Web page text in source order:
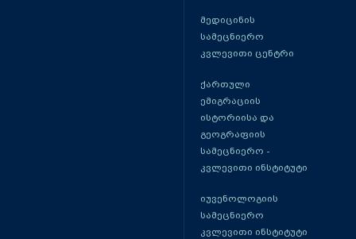
მედიცინის
სამეცნიერო
კვლევითი ცენტრი
ქართული
ემიგრაციის
ისტორიისა და
გეოგრაფიის
სამეცნიერო -
კვლევითი ინსტიტუტი
იუვენოლოგიის
სამეცნიერო
კვლევითი ინსტიტუტი